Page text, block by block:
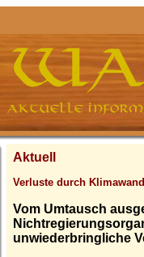
Aktuell
Verluste durch
Vom Umtausch
unwiederbringliche